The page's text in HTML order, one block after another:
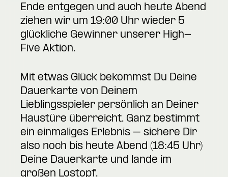
Ende entgegen und auch heute Abend
ziehen wir um 19:00 Uhr wieder 5
glückliche Gewinner unserer High-
Five Aktion.
Mit etwas Glück bekommst Du Deine
Dauerkarte von Deinem
Lieblingsspieler persönlich an Deiner
Haustüre überreicht. Ganz bestimmt
ein einmaliges Erlebnis – sichere Dir
also noch bis heute Abend (18:45 Uhr)
Deine Dauerkarte und lande im
großen Lostopf.